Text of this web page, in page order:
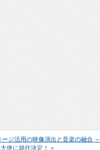
ジ活用の映像演出と音楽の融合 ～
使に就任決定！ »